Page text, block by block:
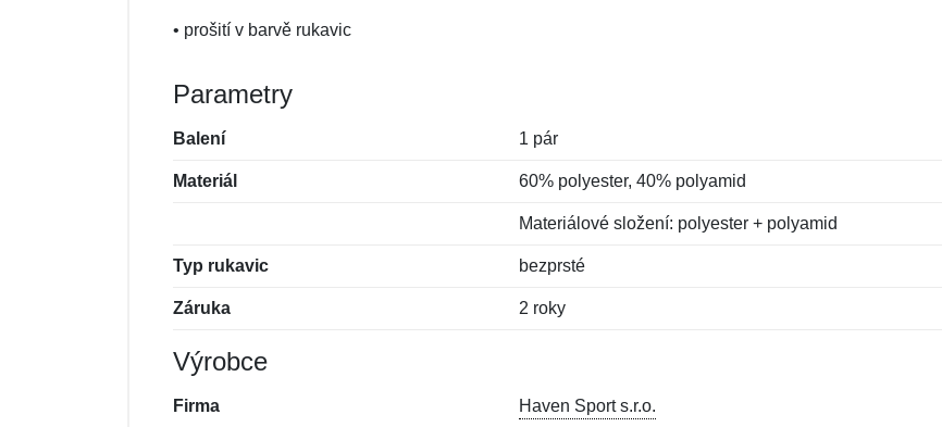
• prošití v barvě rukavic
Parametry
Balení 1 pár
Materiál 60% polyester, 40% polyamid
Materiálové složení: polyester + polyamid
Typ rukavic bezprsté
Záruka 2 roky
Výrobce
Firma Haven Sport s.r.o.